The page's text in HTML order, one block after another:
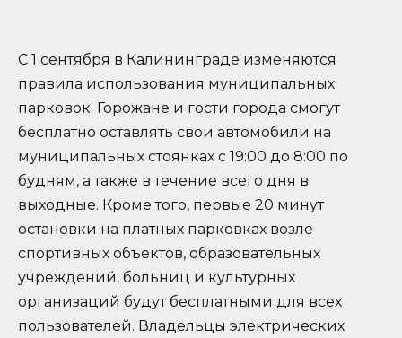
С 1 сентября в Калининграде изменяются
правила использования муниципальных
парковок. Горожане и гости города смогут
бесплатно оставлять свои автомобили на
муниципальных стоянках с 19:00 до 8:00 по
будням, а также в течение всего дня в
выходные. Кроме того, первые 20 минут
остановки на платных парковках возле
спортивных объектов, образовательных
учреждений, больниц и культурных
организаций будут бесплатными для всех
пользователей. Владельцы электрических